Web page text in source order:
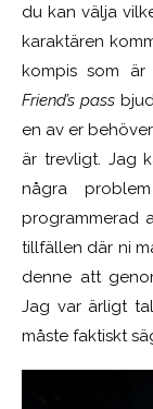
du kan välja
karaktären
kompis som
Friend’s pass
en av er
är trevligt. Jag
några
programmerad
tillfällen där ni
denne att
Jag var ärligt
måste faktiskt